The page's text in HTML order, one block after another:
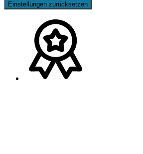
Einstellungen zurücksetzen